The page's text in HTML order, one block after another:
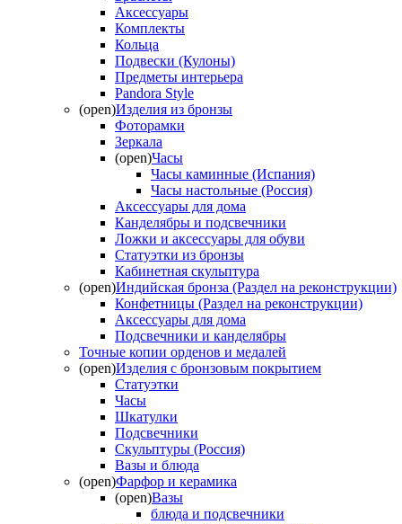
Аксессуары
Комплекты
Кольца
Подвески (Кулоны)
Предметы интерьера
Pandora Style
(open)Изделия из бронзы
Фоторамки
Зеркала
(open)Часы
Часы каминные (Испания)
Часы настольные (Россия)
Аксессуары для дома
Канделябры и подсвечники
Ложки и аксессуары для обуви
Статуэтки из бронзы
Кабинетная скульптура
(open)Индийская бронза (Раздел на реконструкции)
Конфетницы (Раздел на реконструкции)
Аксессуары для дома
Подсвечники и канделябры
Точные копии орденов и медалей
(open)Изделия с бронзовым покрытием
Статуэтки
Часы
Шкатулки
Подсвечники
Скульптуры (Россия)
Вазы и блюда
(open)Фарфор и керамика
(open)Вазы
блюда и подсвечники